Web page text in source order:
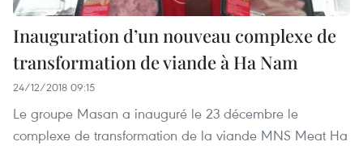
Inauguration d’un nouveau complexe de
transformation de viande à Ha Nam
24/12/2018 09:15
Le groupe Masan a inauguré le 23 décembre le
complexe de transformation de la viande MNS Meat Ha